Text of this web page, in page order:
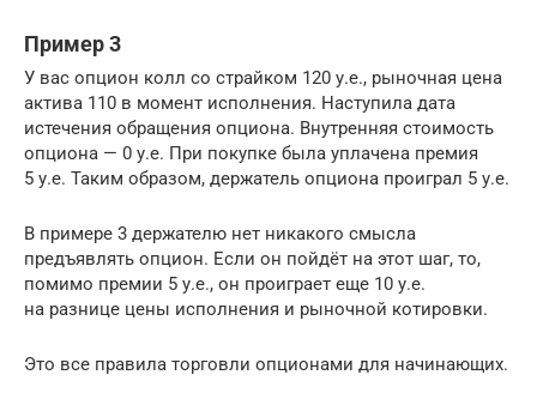
Пример 3
У вас опцион колл со страйком 120 у.е., рыночная цена
актива 110 в момент исполнения. Наступила дата
истечения обращения опциона. Внутренняя стоимость
опциона — 0 у.е. При покупке была уплачена премия
5 у.е. Таким образом, держатель опциона проиграл 5 у.е.
В примере 3 держателю нет никакого смысла
предъявлять опцион. Если он пойдёт на этот шаг, то,
помимо премии 5 у.е., он проиграет еще 10 у.е.
на разнице цены исполнения и рыночной котировки.
Это все правила торговли опционами для начинающих.